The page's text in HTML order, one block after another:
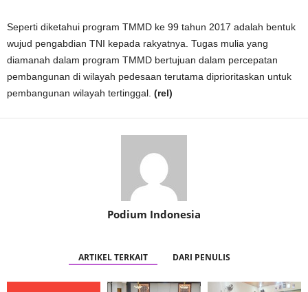
Seperti diketahui program TMMD ke 99 tahun 2017 adalah bentuk
wujud pengabdian TNI kepada rakyatnya. Tugas mulia yang
diamanah dalam program TMMD bertujuan dalam percepatan
pembangunan di wilayah pedesaan terutama diprioritaskan untuk
pembangunan wilayah tertinggal. (rel)
Podium Indonesia
ARTIKEL TERKAIT DARI PENULIS